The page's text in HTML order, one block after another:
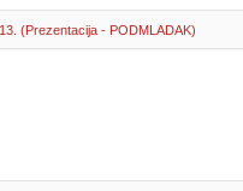
(Prezentacija - PODMLADAK)